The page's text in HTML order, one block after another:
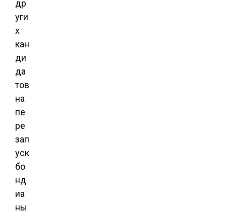
др
уги
х
кан
ди
да
тов
на
пе
ре
зап
уск
бо
нд
иа
ны